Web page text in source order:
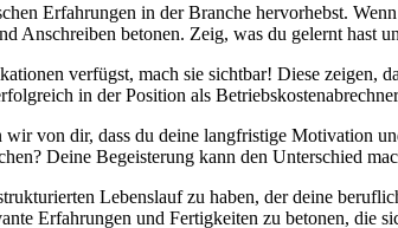
Erfahrungen in der Branche hervorhebst.
Anschreiben betonen. Zeig, was du gelernt hast
verfügst, mach sie sichtbar! Diese zeigen,
in der Position als
von dir, dass du deine langfristige Motivation
Deine Begeisterung kann den Unterschied
Lebenslauf zu haben, der deine
Erfahrungen und Fertigkeiten zu betonen, die